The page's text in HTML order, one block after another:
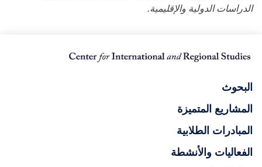
الدراسات الدولية والإقليمية.
البحوث
المشاريع المتميزة
المبادرات الطلابية
الفعاليات والأنشطة